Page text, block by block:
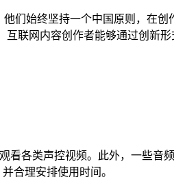
们始终坚持一个中国原则，在
联网内容创作者能够通过创新
看各类声控视频。此外，一些音
合理安排使用时间。